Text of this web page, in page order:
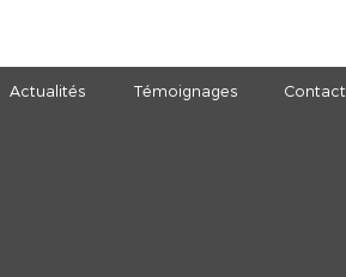
Actualités Témoignages Contact